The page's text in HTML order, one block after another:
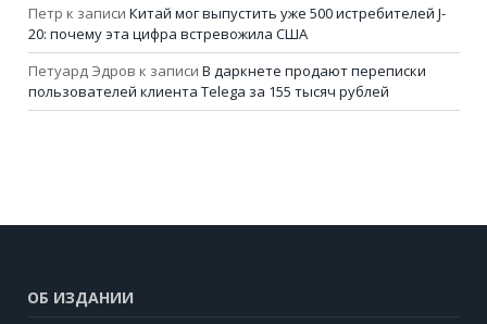
Петр к записи Китай мог выпустить уже 500 истребителей J-
20: почему эта цифра встревожила США
Петуард Эдров к записи В даркнете продают переписки
пользователей клиента Telega за 155 тысяч рублей
ОБ ИЗДАНИИ